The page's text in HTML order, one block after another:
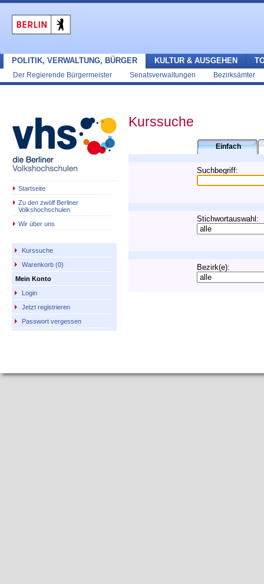
POLITIK, VERWALTUNG, BÜRGER
Der Regierende Bürgermeister Senatsverwaltungen Bezirksämter
KULTUR & AUSGEHEN
Startseite
Zu den zwölf Berliner
Volkshochschulen
Wir über uns
Kurssuche
Warenkorb (0)
Mein Konto
Login
Jetzt registrieren
Passwort vergessen
Kurssuche
Suchbegriff:
Stichwortauswahl:
Bezirk(e):